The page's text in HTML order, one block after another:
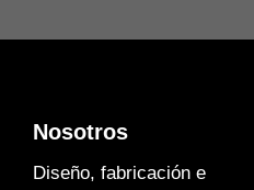
Nosotros
Diseño, fabricación e